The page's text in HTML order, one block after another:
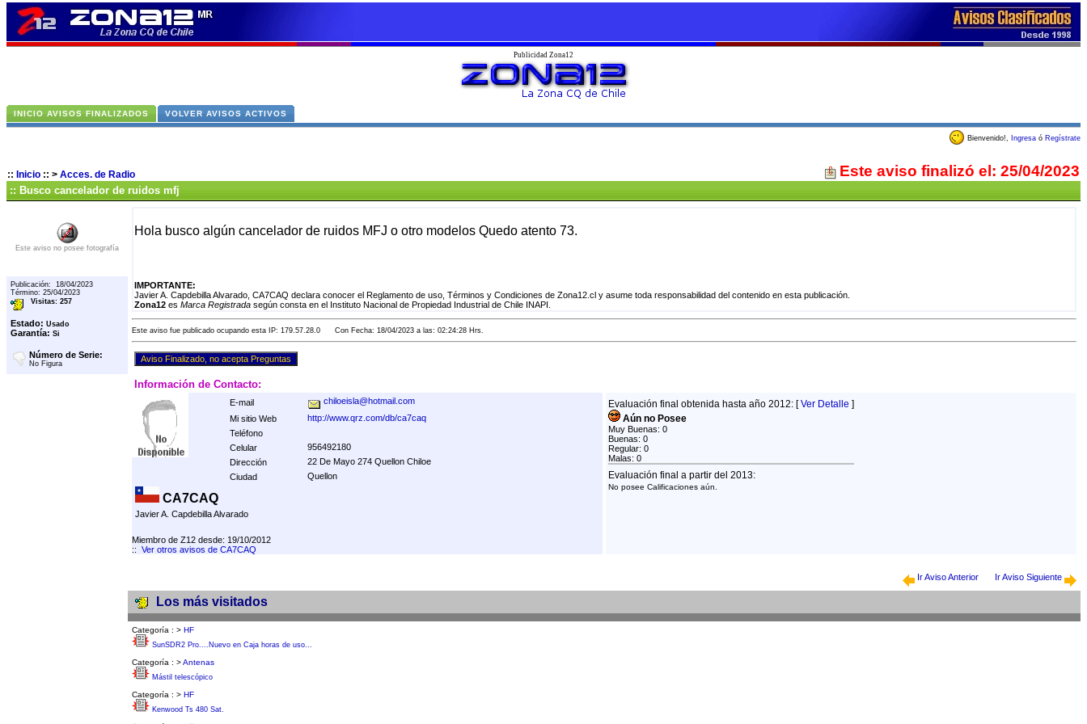
Publicidad Zona12
INICIO AVISOS FINALIZADOS VOLVER AVISOS ACTIVOS
Bienvenido!, Ingresa ó Regístrate
:: Inicio :: > Acces. de Radio Este aviso finalizó el: 25/04/2023
:: Busco cancelador de ruidos mfj
Este aviso no posee fotografía
Publicación: 18/04/2023
Término: 25/04/2023
Visitas: 257
Estado: Usado
Garantía: Si
Número de Serie:
No Figura
Hola busco algún cancelador de ruidos MFJ o otro modelos Quedo atento 73.
IMPORTANTE:
Javier A. Capdebilla Alvarado, CA7CAQ declara conocer el Reglamento de uso, Términos y Condiciones de Zona12.cl y asume toda responsabilidad del contenido en esta publicación.
Zona12 es Marca Registrada según consta en el Instituto Nacional de Propiedad Industrial de Chile INAPI.
Este aviso fue publicado ocupando esta IP: 179.57.28.0 Con Fecha: 18/04/2023 a las: 02:24:28 Hrs.
Información de Contacto:
E-mail
chiloeisla@hotmail.com
Mi sitio Web
http://www.qrz.com/db/ca7caq
Teléfono
Celular
956492180
Dirección
22 De Mayo 274 Quellon Chiloe
Ciudad
Quellon
CA7CAQ
Javier A. Capdebilla Alvarado
Miembro de Z12 desde: 19/10/2012
:: Ver otros avisos de CA7CAQ
Evaluación final obtenida hasta año 2012: [Ver Detalle ]
Aún no Posee
Muy Buenas: 0
Buenas: 0
Regular: 0
Malas: 0
Evaluación final a partir del 2013:
No posee Calificaciones aún.
Ir Aviso Anterior Ir Aviso Siguiente
Los más visitados
Categoría : > HF
SunSDR2 Pro....Nuevo en Caja horas de uso...
Categoría : >Antenas
Mástil telescópico
Categoría : > HF
Kenwood Ts 480 Sat.